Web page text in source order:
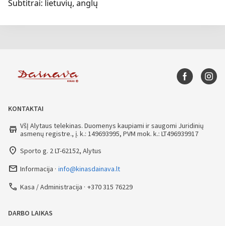
Subtitrai: lietuvių, anglų
KONTAKTAI
store VšĮ Alytaus telekinas. Duomenys kaupiami ir saugomi Juridinių
asmenų registre., į. k.: 149693995, PVM mok. k.: LT496939917
place Sporto g. 2 LT-62152, Alytus
mail_outline Informacija info@kinasdainava.lt
call Kasa / Administracija +370 315 76229
DARBO LAIKAS